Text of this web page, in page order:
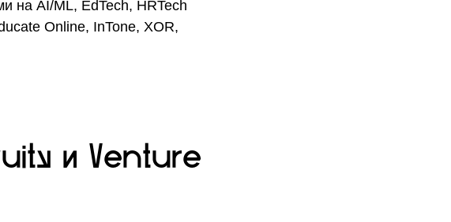
на AI/ML, EdTech, HRTech
Online, InTone, XOR,
и Venture